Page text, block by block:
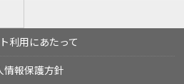
利用にあたって
情報保護方針